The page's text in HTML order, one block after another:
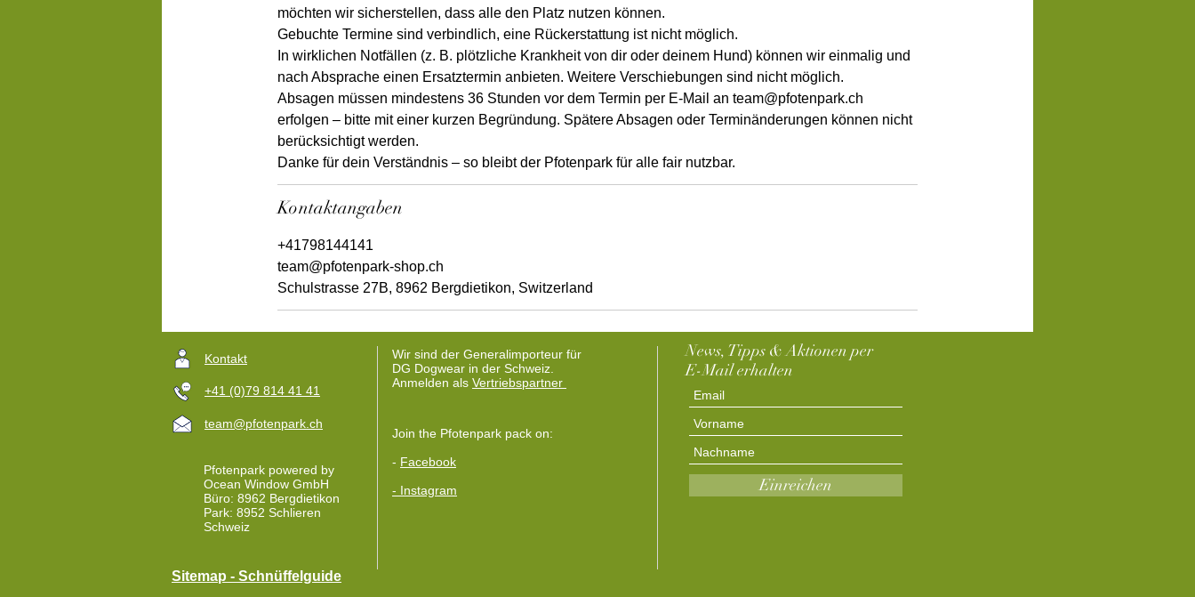
möchten wir sicherstellen, dass alle den Platz nutzen können.
Gebuchte Termine sind verbindlich, eine Rückerstattung ist nicht möglich.
In wirklichen Notfällen (z. B. plötzliche Krankheit von dir oder deinem Hund) können wir einmalig und
nach Absprache einen Ersatztermin anbieten. Weitere Verschiebungen sind nicht möglich.
Absagen müssen mindestens 36 Stunden vor dem Termin per E-Mail an team@pfotenpark.ch
erfolgen – bitte mit einer kurzen Begründung. Spätere Absagen oder Terminänderungen können nicht
berücksichtigt werden.
Danke für dein Verständnis – so bleibt der Pfotenpark für alle fair nutzbar.
Kontaktangaben
+41798144141
team@pfotenpark-shop.ch
Schulstrasse 27B, 8962 Bergdietikon, Switzerland
Kontakt
+41 (0)79 814 41 41
team@pfotenpark.ch
Pfotenpark powered by
Ocean Window GmbH
Büro: 8962 Bergdietikon
Park: 8952 Schlieren
Schweiz
Sitemap - Schnüffelguide
Wir sind der Generalimporteur für
DG Dogwear in der Schweiz.
Anmelden als Vertriebspartner
Join the Pfotenpark pack on:
- Facebook
- Instagram
News, Tipps & Aktionen per
E-Mail erhalten
Einreichen